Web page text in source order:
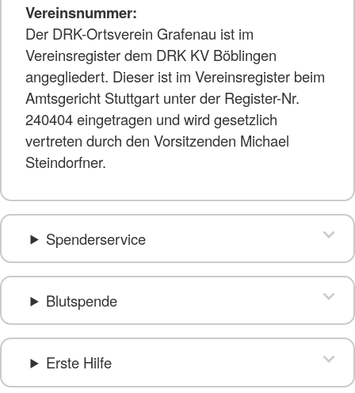
Vereinsnummer:
Der DRK-Ortsverein Grafenau ist im
Vereinsregister dem DRK KV Böblingen
angegliedert. Dieser ist im Vereinsregister beim
Amtsgericht Stuttgart unter der Register-Nr.
240404 eingetragen und wird gesetzlich
vertreten durch den Vorsitzenden Michael
Steindorfner.
Spenderservice
Blutspende
Erste Hilfe